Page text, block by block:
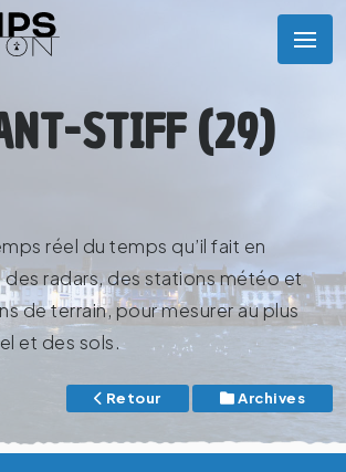
STIFF (29)
réel du temps qu’il fait en
des radars, des stations météo et
de terrain, pour mesurer au plus
et des sols.
Retour Archives